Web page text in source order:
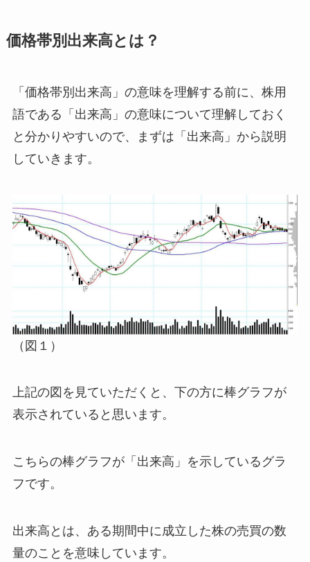
価格帯別出来高とは？
「価格帯別出来高」の意味を理解する前に、株用
語である「出来高」の意味について理解しておく
と分かりやすいので、まずは「出来高」から説明
していきます。
（図１）
上記の図を見ていただくと、下の方に棒グラフが
表示されていると思います。
こちらの棒グラフが「出来高」を示しているグラ
フです。
出来高とは、ある期間中に成立した株の売買の数
量のことを意味しています。